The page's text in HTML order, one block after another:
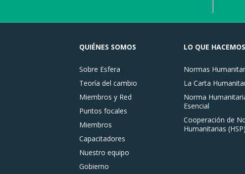
QUIÉNES SOMOS
Sobre Esfera
Teoría del cambio
Miembros y Red
Puntos focales
Miembros
Capacitadores
Nuestro equipo
Gobierno
LO QUE HACEMOS
Normas
La Carta
Norma
Esencial
Cooperación de
Humanitarias (HSP)